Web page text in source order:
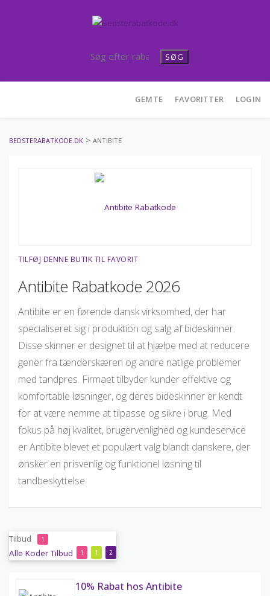
SØG
GEMTE FAVORITTER LOGIN
BEDSTERABATKODE.DK > ANTIBITE
TILFØJ DENNE BUTIK TIL FAVORIT
Antibite Rabatkode 2026
Antibite er en førende dansk virksomhed, der har
specialiseret sig i produktion og salg af bideskinner.
Disse skinner er designet til at hjælpe med at reducere
gener fra tænderskæren og andre natlige problemer
med tandpres. Firmaet tilbyder kunder effektive og
komfortable løsninger, og deres bideskinner er kendt
for at være nemme at tilpasse og sikre i brug. Med
fokus på høj kvalitet, brugervenlighed og kundeservice
er Antibite blevet et populært valg blandt danskere, der
ønsker en prisvenlig og funktionel løsning til
tandbeskyttelse.
Tilbud 1
Alle 2
Koder 1
Tilbud 1
10% Rabat hos Antibite